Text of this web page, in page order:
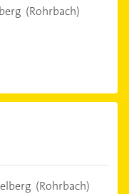
(Rohrbach)
(Rohrbach)